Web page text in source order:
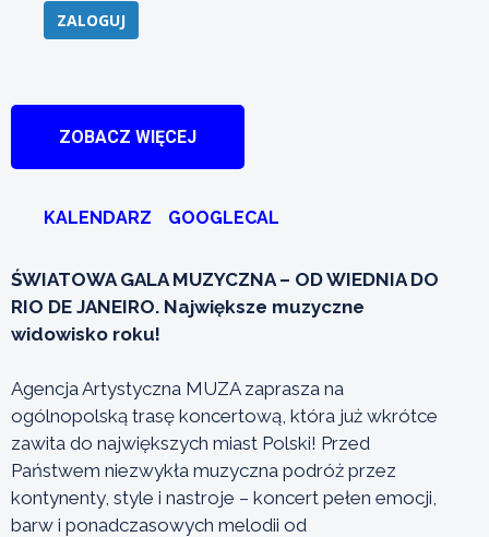
ZALOGUJ
ZOBACZ WIĘCEJ
KALENDARZ GOOGLECAL
ŚWIATOWA GALA MUZYCZNA – OD WIEDNIA DO
RIO DE JANEIRO. Największe muzyczne
widowisko roku!
Agencja Artystyczna MUZA zaprasza na
ogólnopolską trasę koncertową, która już wkrótce
zawita do największych miast Polski! Przed
Państwem niezwykła muzyczna podróż przez
kontynenty, style i nastroje – koncert pełen emocji,
barw i ponadczasowych melodii od